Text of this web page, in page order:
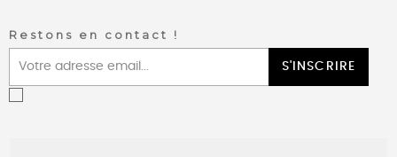
Restons en contact !
S'INSCRIRE